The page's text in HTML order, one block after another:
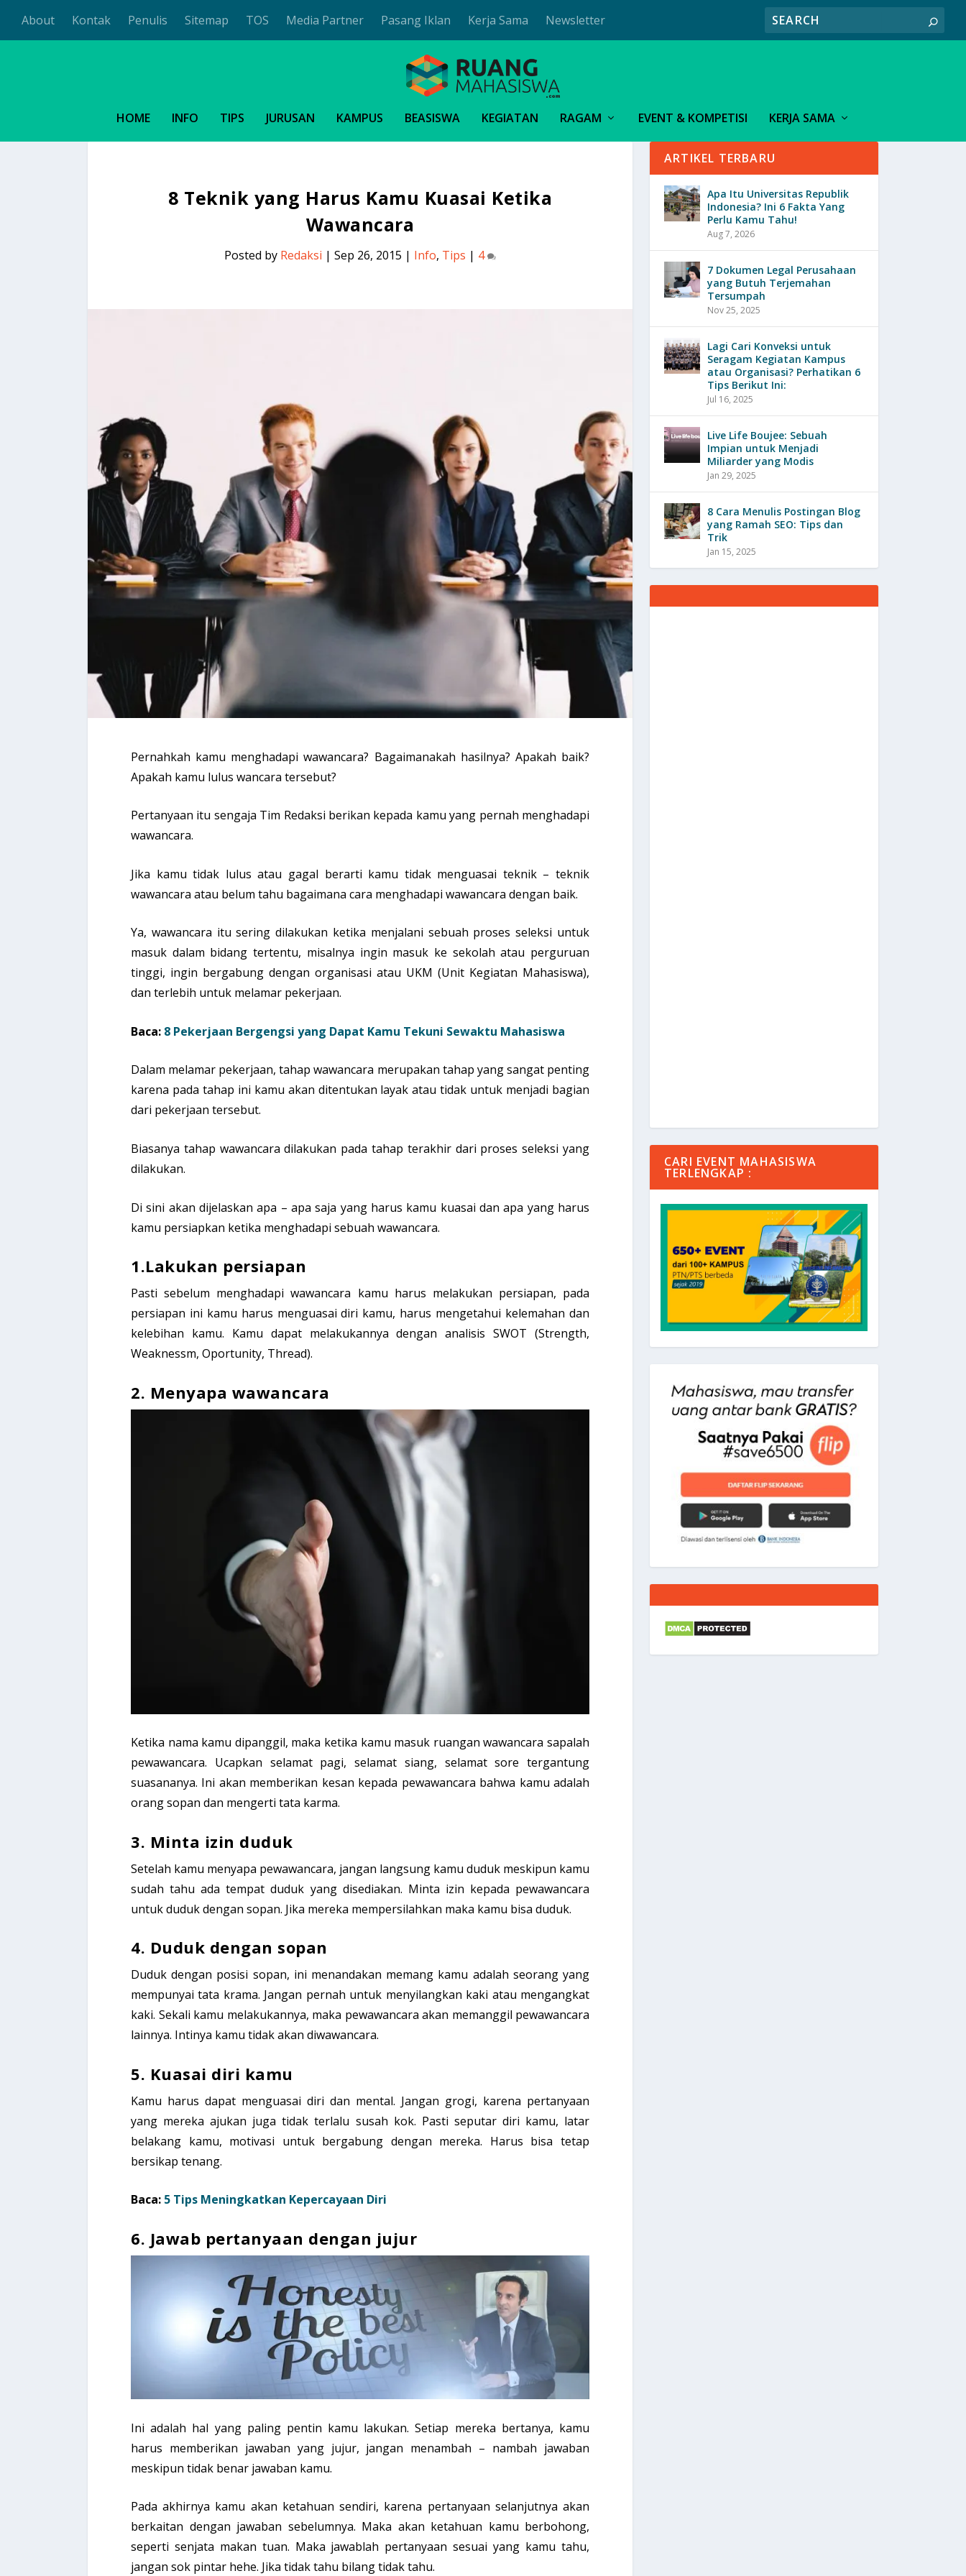
About Kontak Penulis Sitemap TOS Media Partner Pasang Iklan Kerja Sama Newsletter
HOME INFO TIPS JURUSAN KAMPUS BEASISWA KEGIATAN RAGAM EVENT & KOMPETISI KERJA SAMA
8 Teknik yang Harus Kamu Kuasai Ketika
Wawancara
Posted by Redaksi | Sep 26, 2015 | Info, Tips | 4
Pernahkah kamu menghadapi wawancara? Bagaimanakah hasilnya? Apakah baik?
Apakah kamu lulus wancara tersebut?
Pertanyaan itu sengaja Tim Redaksi berikan kepada kamu yang pernah menghadapi
wawancara.
Jika kamu tidak lulus atau gagal berarti kamu tidak menguasai teknik – teknik
wawancara atau belum tahu bagaimana cara menghadapi wawancara dengan baik.
Ya, wawancara itu sering dilakukan ketika menjalani sebuah proses seleksi untuk
masuk dalam bidang tertentu, misalnya ingin masuk ke sekolah atau perguruan
tinggi, ingin bergabung dengan organisasi atau UKM (Unit Kegiatan Mahasiswa),
dan terlebih untuk melamar pekerjaan.
Baca: 8 Pekerjaan Bergengsi yang Dapat Kamu Tekuni Sewaktu Mahasiswa
Dalam melamar pekerjaan, tahap wawancara merupakan tahap yang sangat penting
karena pada tahap ini kamu akan ditentukan layak atau tidak untuk menjadi bagian
dari pekerjaan tersebut.
Biasanya tahap wawancara dilakukan pada tahap terakhir dari proses seleksi yang
dilakukan.
Di sini akan dijelaskan apa – apa saja yang harus kamu kuasai dan apa yang harus
kamu persiapkan ketika menghadapi sebuah wawancara.
1.Lakukan persiapan
Pasti sebelum menghadapi wawancara kamu harus melakukan persiapan, pada
persiapan ini kamu harus menguasai diri kamu, harus mengetahui kelemahan dan
kelebihan kamu. Kamu dapat melakukannya dengan analisis SWOT (Strength,
Weaknessm, Oportunity, Thread).
2. Menyapa wawancara
Ketika nama kamu dipanggil, maka ketika kamu masuk ruangan wawancara sapalah
pewawancara. Ucapkan selamat pagi, selamat siang, selamat sore tergantung
suasananya. Ini akan memberikan kesan kepada pewawancara bahwa kamu adalah
orang sopan dan mengerti tata karma.
3. Minta izin duduk
Setelah kamu menyapa pewawancara, jangan langsung kamu duduk meskipun kamu
sudah tahu ada tempat duduk yang disediakan. Minta izin kepada pewawancara
untuk duduk dengan sopan. Jika mereka mempersilahkan maka kamu bisa duduk.
4. Duduk dengan sopan
Duduk dengan posisi sopan, ini menandakan memang kamu adalah seorang yang
mempunyai tata krama. Jangan pernah untuk menyilangkan kaki atau mengangkat
kaki. Sekali kamu melakukannya, maka pewawancara akan memanggil pewawancara
lainnya. Intinya kamu tidak akan diwawancara.
5. Kuasai diri kamu
Kamu harus dapat menguasai diri dan mental. Jangan grogi, karena pertanyaan
yang mereka ajukan juga tidak terlalu susah kok. Pasti seputar diri kamu, latar
belakang kamu, motivasi untuk bergabung dengan mereka. Harus bisa tetap
bersikap tenang.
Baca: 5 Tips Meningkatkan Kepercayaan Diri
6. Jawab pertanyaan dengan jujur
Ini adalah hal yang paling pentin kamu lakukan. Setiap mereka bertanya, kamu
harus memberikan jawaban yang jujur, jangan menambah – nambah jawaban
meskipun tidak benar jawaban kamu.
Pada akhirnya kamu akan ketahuan sendiri, karena pertanyaan selanjutnya akan
berkaitan dengan jawaban sebelumnya. Maka akan ketahuan kamu berbohong,
seperti senjata makan tuan. Maka jawablah pertanyaan sesuai yang kamu tahu,
jangan sok pintar hehe. Jika tidak tahu bilang tidak tahu.
ARTIKEL TERBARU
Apa Itu Universitas Republik
Indonesia? Ini 6 Fakta Yang
Perlu Kamu Tahu!
Aug 7, 2026
7 Dokumen Legal Perusahaan
yang Butuh Terjemahan
Tersumpah
Nov 25, 2025
Lagi Cari Konveksi untuk
Seragam Kegiatan Kampus
atau Organisasi? Perhatikan 6
Tips Berikut Ini:
Jul 16, 2025
Live Life Boujee: Sebuah
Impian untuk Menjadi
Miliarder yang Modis
Jan 29, 2025
8 Cara Menulis Postingan Blog
yang Ramah SEO: Tips dan
Trik
Jan 15, 2025
CARI EVENT MAHASISWA
TERLENGKAP :